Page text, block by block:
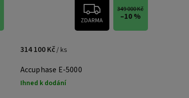
ZDARMA
349 000 Kč
–10 %
Accuphase E-5000
Ihned k dodání
314 100 Kč/ ks